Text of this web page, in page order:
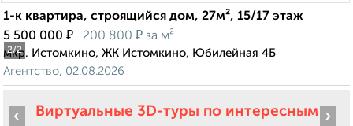
2/2
1-к квартира, строящийся дом, 27м², 15/17 этаж
5 500 000 ₽ 200 800 ₽ за м²
мкр. Истомкино, ЖК Истомкино, Юбилейная 4Б
Агентство, 02.08.2026
Виртуальные 3D-туры по интересным
‹ ›